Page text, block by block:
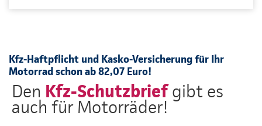
Kfz-Haftpflicht und Kasko-Versicherung für Ihr
Motorrad schon ab 82,07 Euro!
Den Kfz-Schutzbriefgibt es
auch für Motorräder!